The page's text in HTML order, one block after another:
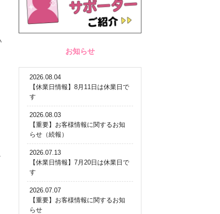
お知らせ
2026.08.04
【休業日情報】8月11日は休業日で
す
2026.08.03
【重要】お客様情報に関するお知
らせ（続報）
2026.07.13
【休業日情報】7月20日は休業日で
す
2026.07.07
【重要】お客様情報に関するお知
らせ